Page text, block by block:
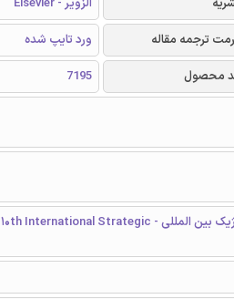
الزویر - Elsevier
ترجمه مقاله
ورد تایپ شده
محصول
7195
دهمین کنفرانس مدیریت استراتژیک بین المللی - 10th International Strategic